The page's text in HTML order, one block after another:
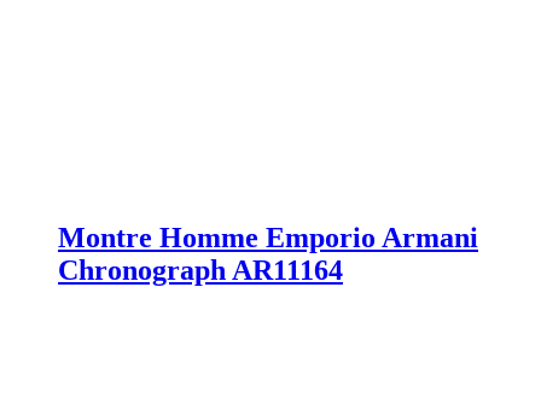
Montre Homme Emporio Armani
Chronograph AR11164